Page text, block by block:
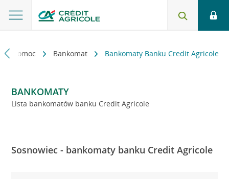
i pomoc Bankomat Bankomaty Banku Credit Agricole
BANKOMATY
Lista bankomatów banku Credit Agricole
Sosnowiec - bankomaty banku Credit Agricole